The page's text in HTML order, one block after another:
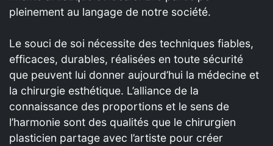
pleinement au langage de notre société.
Le souci de soi nécessite des techniques fiables,
efficaces, durables, réalisées en toute sécurité
que peuvent lui donner aujourd’hui la médecine et
la chirurgie esthétique. L’alliance de la
connaissance des proportions et le sens de
l’harmonie sont des qualités que le chirurgien
plasticien partage avec l’artiste pour créer